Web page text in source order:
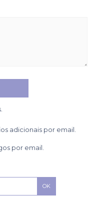
adicionais por email.
por email.
OK